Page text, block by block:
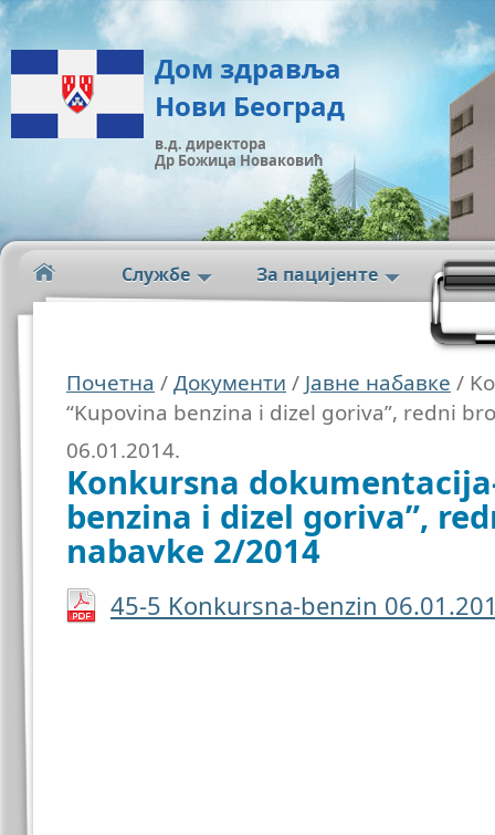
Дом здравља
Нови Београд
в.д. директора
Др Божица Новаковић
Службе За пацијенте
Почетна /Документи / Јавне набавке /
“Kupovina benzina i dizel goriva”, redni
06.01.2014.
Konkursna
benzina i dizel goriva”,
nabavke 2/2014
45-5 Konkursna-benzin